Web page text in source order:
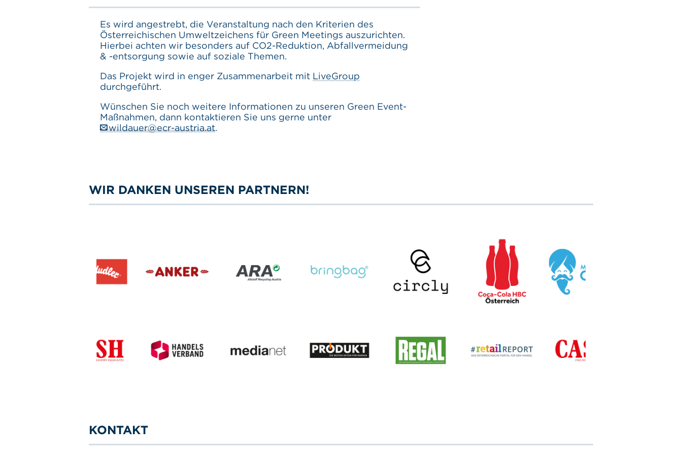
Es wird angestrebt, die Veranstaltung nach den Kriterien des
Österreichischen Umweltzeichens für Green Meetings auszurichten.
Hierbei achten wir besonders auf CO2-Reduktion, Abfallvermeidung
& -entsorgung sowie auf soziale Themen.
Das Projekt wird in enger Zusammenarbeit mit LiveGroup
durchgeführt.
Wünschen Sie noch weitere Informationen zu unseren Green Event-
Maßnahmen, dann kontaktieren Sie uns gerne unter
wildauer@ecr-austria.at.
WIR DANKEN UNSEREN PARTNERN!
KONTAKT